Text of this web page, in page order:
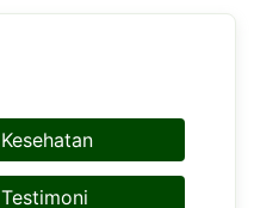
Kesehatan
Testimoni